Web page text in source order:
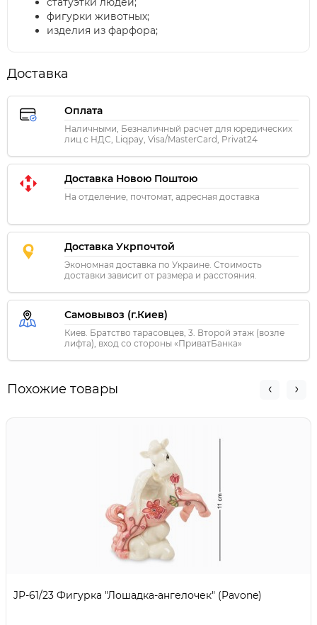
фигурки животных;
изделия из фарфора;
Доставка
Оплата
Наличными, Безналичный расчет для юредических
лиц с НДС, Liqpay, Visa/MasterCard, Privat24
Доставка Новою Поштою
На отделение, почтомат, адресная доставка
Доставка Укрпочтой
Экономная доставка по Украине. Стоимость
доставки зависит от размера и расстояния.
Самовывоз (г.Киев)
Киев. Братство тарасовцев, 3. Второй этаж (возле
лифта), вход со стороны «ПриватБанка»
Похожие товары
JP-61/23 Фигурка "Лошадка-ангелочек" (Pavone)